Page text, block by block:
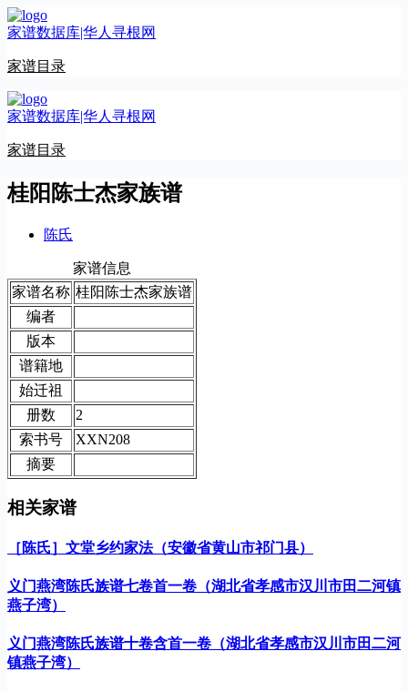
跳
至
容
家谱数据库|华人寻根网
家谱目录
家谱数据库|华人寻根网
家谱目录
桂阳陈士杰家族谱
陈氏
家谱信息
家谱名称 桂阳陈士杰家族谱
编者
版本
谱籍地
始迁祖
册数
2
索书号
XXN208
摘要
相关家谱
［陈氏］文堂乡约家法（安徽省黄山市祁门县）
义门燕湾陈氏族谱七卷首一卷（湖北省孝感市汉川市田二河镇
燕子湾）
义门燕湾陈氏族谱十卷含首一卷（湖北省孝感市汉川市田二河
镇燕子湾）